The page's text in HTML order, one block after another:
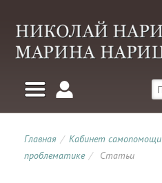
Главная / Кабинет самопомощи
проблематике / Статьи